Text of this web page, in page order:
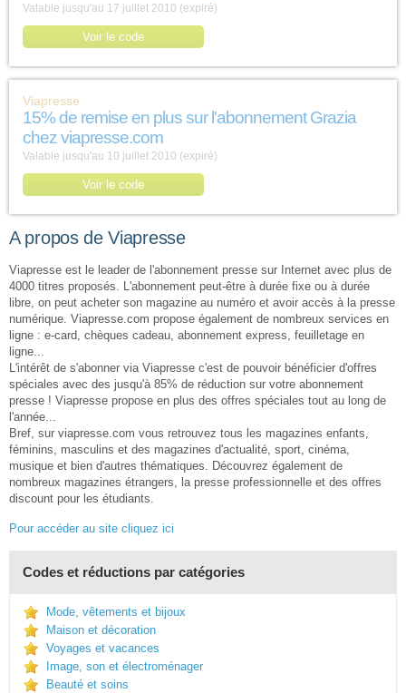
Valable jusqu'au 17 juillet 2010 (expiré)
Voir le code
Viapresse
15% de remise en plus sur l'abonnement Grazia
chez viapresse.com
Valable jusqu'au 10 juillet 2010 (expiré)
Voir le code
A propos de Viapresse
Viapresse est le leader de l'abonnement presse sur Internet avec plus de
4000 titres proposés. L'abonnement peut-être à durée fixe ou à durée
libre, on peut acheter son magazine au numéro et avoir accès à la presse
numérique. Viapresse.com propose également de nombreux services en
ligne : e-card, chèques cadeau, abonnement express, feuilletage en
ligne...
L'intérêt de s'abonner via Viapresse c'est de pouvoir bénéficier d'offres
spéciales avec des jusqu'à 85% de réduction sur votre abonnement
presse ! Viapresse propose en plus des offres spéciales tout au long de
l'année...
Bref, sur viapresse.com vous retrouvez tous les magazines enfants,
féminins, masculins et des magazines d'actualité, sport, cinéma,
musique et bien d'autres thématiques. Découvrez également de
nombreux magazines étrangers, la presse professionnelle et des offres
discount pour les étudiants.
Pour accéder au site cliquez ici
Codes et réductions par catégories
Mode, vêtements et bijoux
Maison et décoration
Voyages et vacances
Image, son et électroménager
Beauté et soins